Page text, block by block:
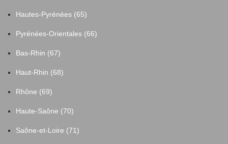
Hautes-Pyrénées (65)
Pyrénées-Orientales (66)
Bas-Rhin (67)
Haut-Rhin (68)
Rhône (69)
Haute-Saône (70)
Saône-et-Loire (71)